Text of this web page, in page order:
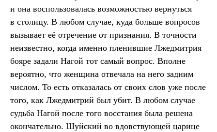
и она воспользовалась возможностью вернуться
в столицу. В любом случае, куда больше вопросов
вызывает её отречение от признания. В точности
неизвестно, когда именно пленившие Лжедмитрия
бояре задали Нагой тот самый вопрос. Вполне
вероятно, что женщина отвечала на него задним
числом. То есть отказалась от своих слов уже после
того, как Лжедмитрий был убит. В любом случае
судьба Нагой после того восстания была решена
окончательно. Шуйский во вдовствующей царице